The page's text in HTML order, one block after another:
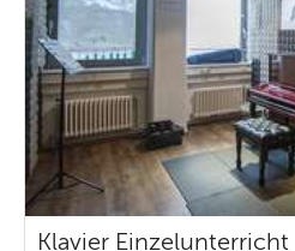
Klavier Einzelunterricht